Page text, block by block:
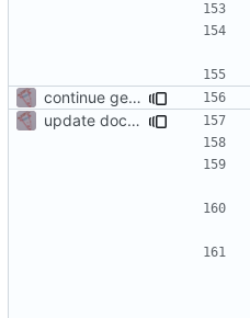
continue gen doc documentation
update documentation for docgen